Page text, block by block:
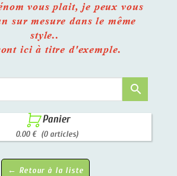
vous plait, je peux vous
sur mesure dans le même
style..
ici à titre d'exemple.
search
 Panier
0.00 € (0 articles)
← Retour à la liste